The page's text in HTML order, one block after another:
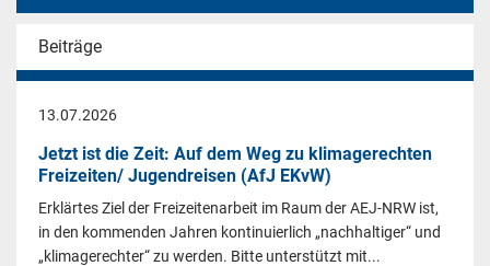
Beiträge
13.07.2026
Jetzt ist die Zeit: Auf dem Weg zu klimagerechten
Freizeiten/ Jugendreisen (AfJ EKvW)
Erklärtes Ziel der Freizeitenarbeit im Raum der AEJ-NRW ist,
in den kommenden Jahren kontinuierlich „nachhaltiger“ und
„klimagerechter“ zu werden. Bitte unterstützt mit...